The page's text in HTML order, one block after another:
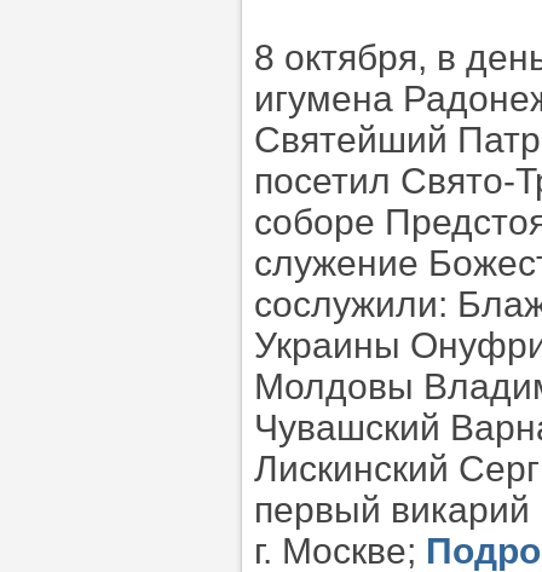
8 октября, в
игумена
Святейший
посетил Свято-
соборе
служение
сослужили:
Украины
Молдовы
Чувашский
Лискинский
первый викарий
г. Москве;